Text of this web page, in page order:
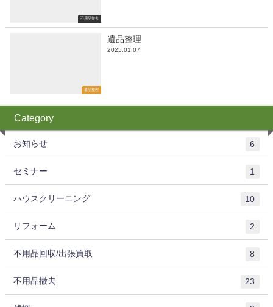
不用品撤去
遺品整理
遺品整理
2025.01.07
Category
お知らせ 6
セミナー 1
ハウスクリーニング 10
リフォーム 2
不用品回収/出張買取 8
不用品撤去 23